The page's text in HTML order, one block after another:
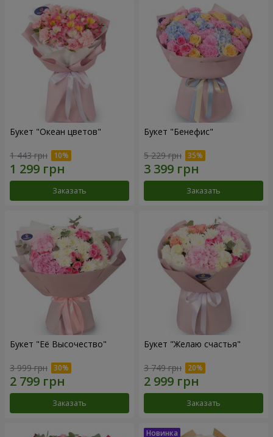
Букет "Океан цветов"
1 443 грн
Заказать
Букет "Бенефис"
5 229 грн
Заказать
Букет "Её Высочество"
3 999 грн
Заказать
Букет "Желаю счастья"
3 749 грн
Заказать